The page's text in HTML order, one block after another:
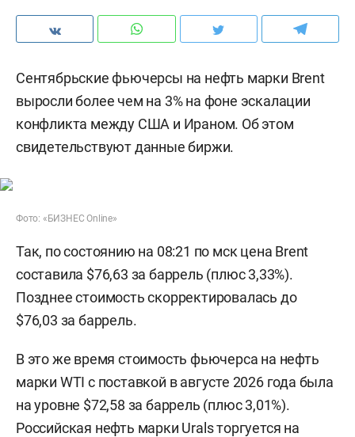
Сентябрьские фьючерсы на нефть марки Brent
выросли более чем на 3% на фоне эскалации
конфликта между США и Ираном. Об этом
свидетельствуют данные биржи.
Фото: «БИЗНЕС Online»
Так, по состоянию на 08:21 по мск цена Brent
составила $76,63 за баррель (плюс 3,33%).
Позднее стоимость скорректировалась до
$76,03 за баррель.
В это же время стоимость фьючерса на нефть
марки WTI с поставкой в августе 2026 года была
на уровне $72,58 за баррель (плюс 3,01%).
Российская нефть марки Urals торгуется на